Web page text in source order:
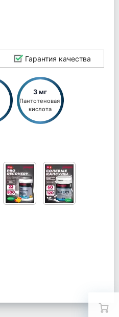
Гарантия качества
3 мг
Пантотеновая
кислота